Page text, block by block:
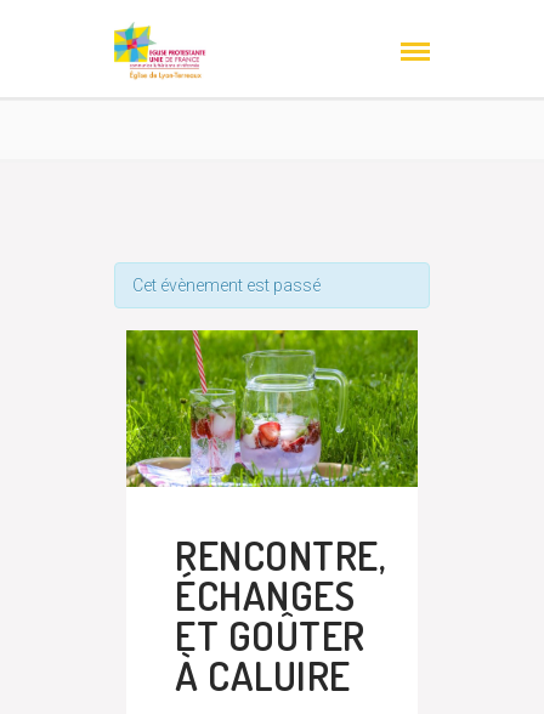
Cet évènement est passé
RENCONTRE,
ÉCHANGES
ET GOÛTER
À CALUIRE